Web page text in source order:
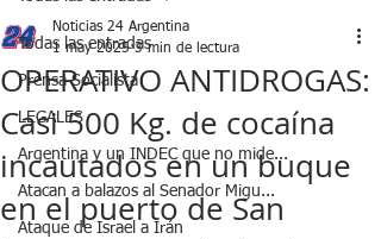
Todas las entradas
Prensa Socialista
LEGALES
Argentina y un INDEC que no mide...
Atacan a balazos al Senador Migu...
Ataque de Israel a Irán
OPERATIVO ANTIDROGAS:
Casi 500 Kg. de cocaína
incautados en un buque
en el puerto de San
Noticias 24 Argentina
1 may 2025 3 min de lectura